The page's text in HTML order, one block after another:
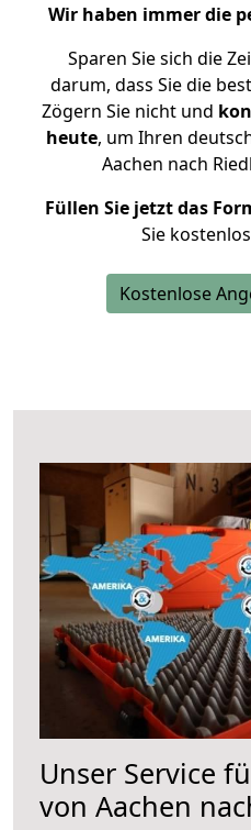
Wir haben immer die
Sparen Sie sich die
darum, dass Sie die
Zögern Sie nicht und
heute, um Ihren
Aachen nach
Füllen Sie jetzt das
Sie
Kostenlose
Unser Service
von Aachen